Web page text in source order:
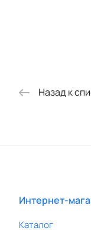
Назад к
Интернет-
Каталог